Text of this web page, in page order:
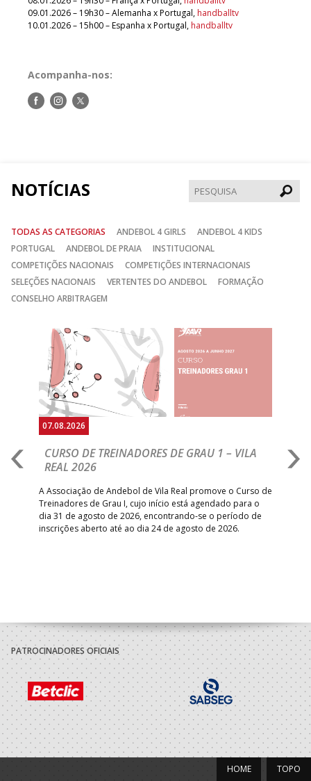
09.01.2026 – 19h30 – Alemanha x Portugal, handballtv
10.01.2026 – 15h00 – Espanha x Portugal, handballtv
Acompanha-nos:
Siga-Siga-Siga-
NOTÍCIAS
TODAS AS CATEGORIAS ANDEBOL 4 GIRLS
ANDEBOL 4 KIDS
PORTUGAL
ANDEBOL DE PRAIA
INSTITUCIONAL
COMPETIÇÕES NACIONAIS
COMPETIÇÕES INTERNACIONAIS
SELEÇÕES NACIONAIS
VERTENTES DO ANDEBOL
FORMAÇÃO
CONSELHO ARBITRAGEM
07.08.2026
CURSO DE TREINADORES DE GRAU 1 – VILA
REAL 2026
A Associação de Andebol de Vila Real promove o Curso de
Treinadores de Grau I, cujo início está agendado para o
dia 31 de agosto de 2026, encontrando-se o período de
inscrições aberto até ao dia 24 de agosto de 2026.
Anterior
PATROCINADORES OFICIAIS
TOPO
HOME